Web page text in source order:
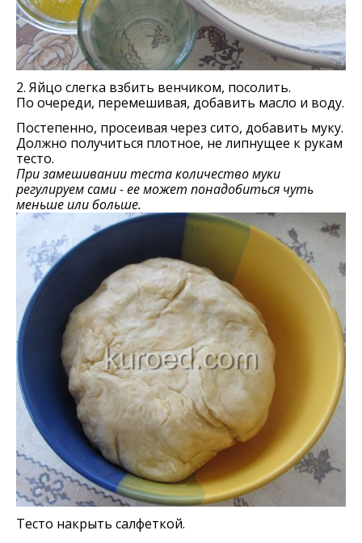
2. Яйцо слегка взбить венчиком, посолить.
По очереди, перемешивая, добавить масло и воду.
Постепенно, просеивая через сито, добавить муку.
Должно получиться плотное, не липнущее к рукам
тесто.
При замешивании теста количество муки
регулируем сами - ее может понадобиться чуть
меньше или больше.
Тесто накрыть салфеткой.